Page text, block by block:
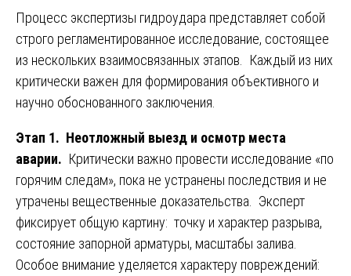
Процесс экспертизы гидроудара представляет собой
строго регламентированное исследование, состоящее
из нескольких взаимосвязанных этапов. Каждый из них
критически важен для формирования объективного и
научно обоснованного заключения.
Этап 1. Неотложный выезд и осмотр места
аварии. Критически важно провести исследование «по
горячим следам», пока не устранены последствия и не
утрачены вещественные доказательства. Эксперт
фиксирует общую картину: точку и характер разрыва,
состояние запорной арматуры, масштабы залива.
Особое внимание уделяется характеру повреждений: